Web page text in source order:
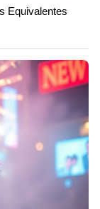
Equivalentes